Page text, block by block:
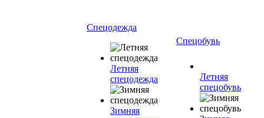
Спецодежда
Летняя
спецодежда
Зимняя
Спецобувь
Летняя
спецобувь